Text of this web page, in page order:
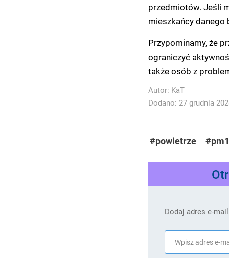
przedmiotów. Jeśli
mieszkańcy danego
Przypominamy, że
ograniczyć
także osób z
Autor: KaT
Dodano: 27 grudnia
#powietrze
Dodaj adres e-